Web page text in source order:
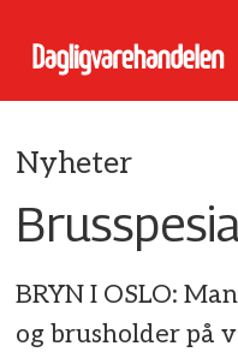
Nyheter
BRYN I OSLO:
og brusholder på